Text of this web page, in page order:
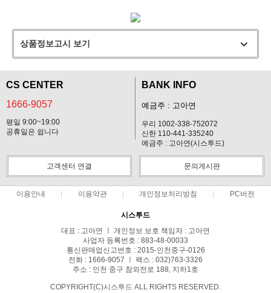
상품정보고시 보기
CS CENTER
1666-9057
평일 9:00~19:00
공휴일은 쉽니다
BANK INFO
예금주 : 고아연
우리 1002-338-752072
신한 110-441-335240
예금주 : 고아연(시스투드)
고객센터 연결 문의게시판
이용안내 이용약관 개인정보처리방침 PC버전
시스투드
대표 : 고아연 ㅣ 개인정보 보호 책임자 : 고아연
사업자 등록번호 : 883-48-00033
통신판매업신고번호 : 2015-인천중구-0126
전화 : 1666-9057 ㅣ 팩스 : 032)763-3326
주소 : 인천 중구 참외전로 188, 지하1호
COPYRIGHT(C)시스투드 ALL RIGHTS RESERVED.